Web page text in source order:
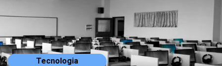
Tecnologia